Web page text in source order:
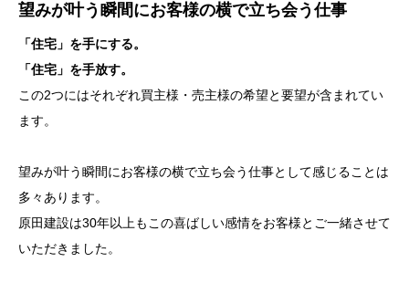
望みが叶う瞬間にお客様の横で立ち会う仕事
「住宅」を手にする。
「住宅」を手放す。
この2つにはそれぞれ買主様・売主様の希望と要望が含まれてい
ます。
望みが叶う瞬間にお客様の横で立ち会う仕事として感じることは
多々あります。
原田建設は30年以上もこの喜ばしい感情をお客様とご一緒させて
いただきました。